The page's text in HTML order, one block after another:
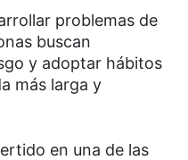
problemas de
buscan
y adoptar hábitos
más larga y
en una de las